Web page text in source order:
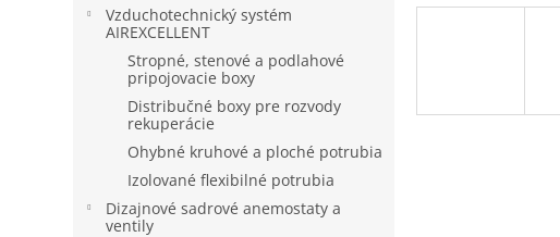
Vzduchotechnický systém
AIREXCELLENT
Stropné, stenové a podlahové
pripojovacie boxy
Distribučné boxy pre rozvody
rekuperácie
Ohybné kruhové a ploché potrubia
Izolované flexibilné potrubia
Dizajnové sadrové anemostaty a
ventily